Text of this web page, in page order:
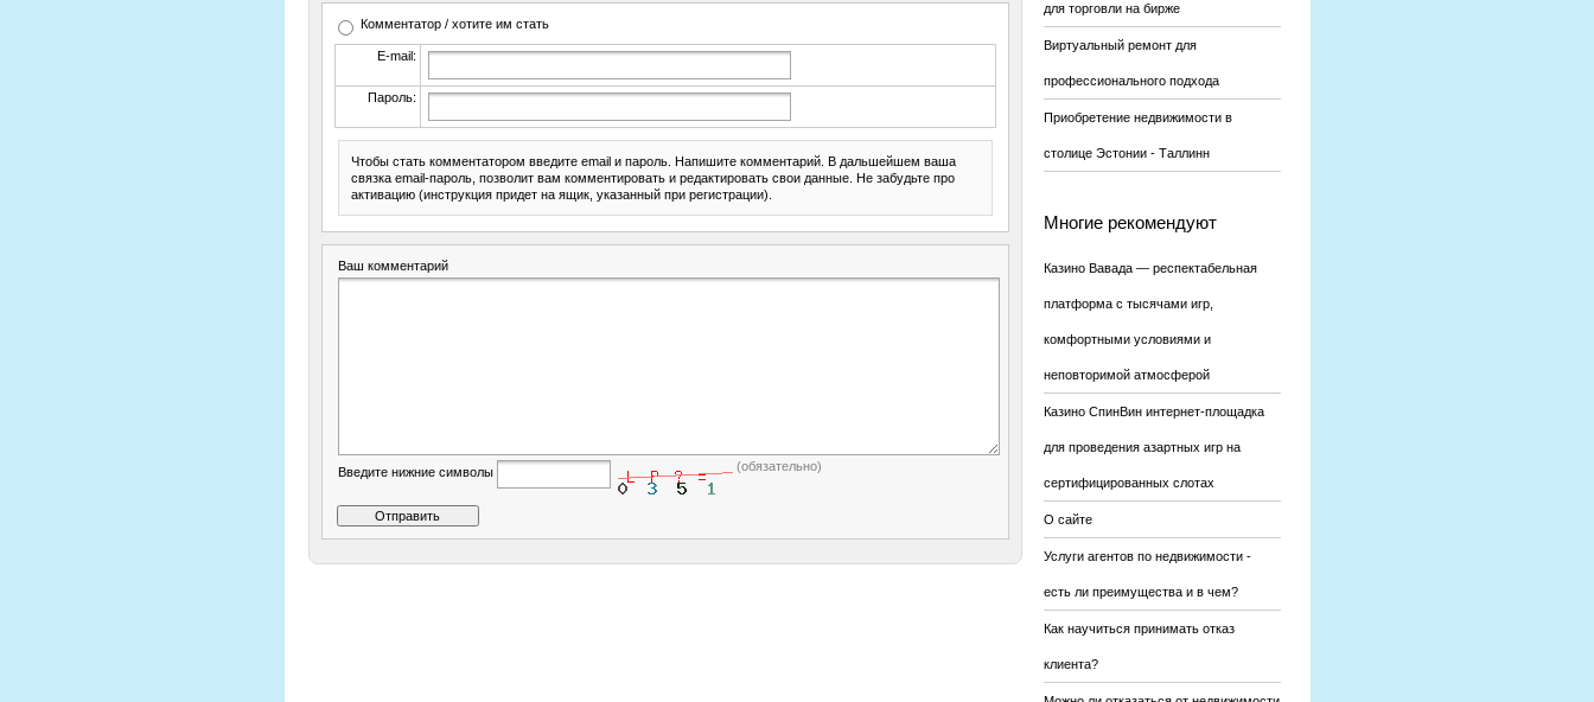
Комментатор / хотите им стать
E-mail:
Пароль:
Чтобы стать комментатором введите email и пароль. Напишите комментарий. В дальшейшем ваша
связка email-пароль, позволит вам комментировать и редактировать свои данные. Не забудьте про
активацию (инструкция придет на ящик, указанный при регистрации).
Ваш комментарий
Введите нижние символы (обязательно)
для торговли на бирже
Виртуальный ремонт для
профессионального подхода
Приобретение недвижимости в
столице Эстонии - Таллинн
Многие рекомендуют
Казино Вавада — респектабельная
платформа с тысячами игр,
комфортными условиями и
неповторимой атмосферой
Казино СпинВин интернет-площадка
для проведения азартных игр на
сертифицированных слотах
О сайте
Услуги агентов по недвижимости -
есть ли преимущества и в чем?
Как научиться принимать отказ
клиента?